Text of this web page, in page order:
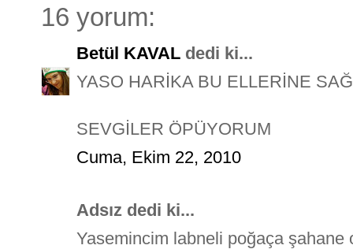
16 yorum:
Betül KAVAL dedi ki...
YASO HARİKA BU ELLERİNE
SEVGİLER ÖPÜYORUM
Cuma, Ekim 22, 2010
Adsız dedi ki...
Yasemincim labneli poğaça